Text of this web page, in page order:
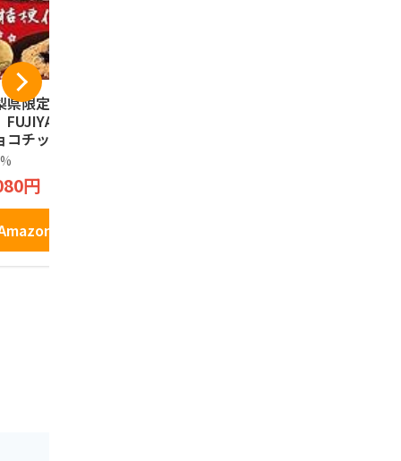
県限定 不二
不二家
コチップクッキ
梨 sweets カ
リーマアム CO
MA\'AM 桔梗
餅 クッキー
円
で見る